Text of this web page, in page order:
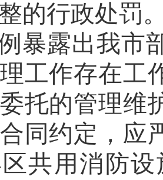
的行政处罚
暴露出我市
工作存在工
托的管理维
同约定，应
共用消防